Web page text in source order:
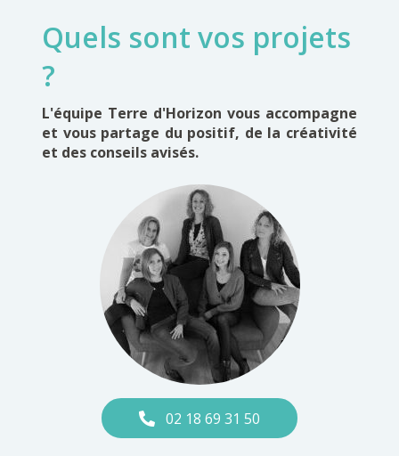
Quels sont vos projets
?
L'équipe Terre d'Horizon vous accompagne
et vous partage du positif, de la créativité
et des conseils avisés.
02 18 69 31 50